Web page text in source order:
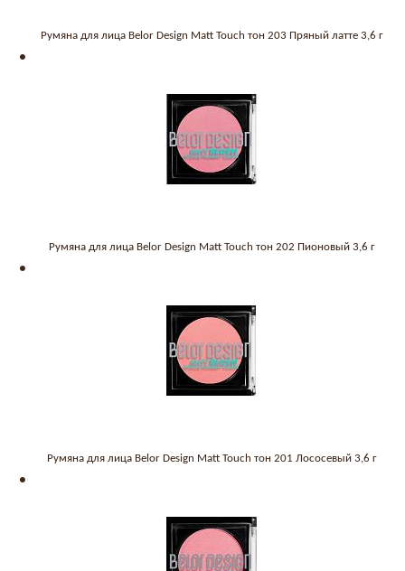
Румяна для лица Belor Design Matt Touch тон 203 Пряный латте 3,6 г
Румяна для лица Belor Design Matt Touch тон 202 Пионовый 3,6 г
Румяна для лица Belor Design Matt Touch тон 201 Лососевый 3,6 г